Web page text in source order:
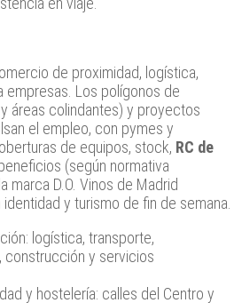
de proximidad, logística,
empresas. Los polígonos de
y áreas colindantes) y proyectos
el empleo, con pymes y
de equipos, stock, RC de
(según normativa
marca D.O. Vinos de Madrid
y turismo de fin de semana.
logística, transporte,
construcción y servicios
y hostelería: calles del Centro y